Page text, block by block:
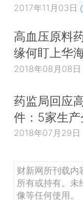
2017年11月03日
高血压原料
缘何盯上华
2018年08月08日
药监局回应
件：5家生
2018年07月29日
财新网所刊载内
所有或持有。
像等任何使用。